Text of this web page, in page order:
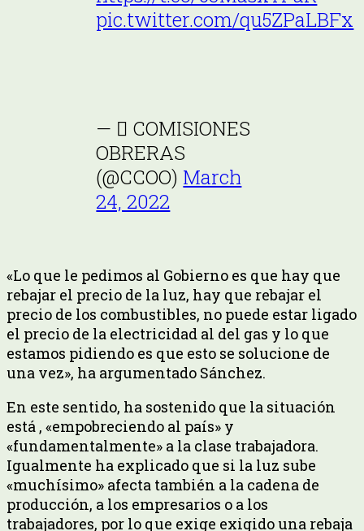
pic.twitter.com/qu5ZPaLBFx
—  COMISIONES
OBRERAS
(@CCOO) March
24, 2022
«Lo que le pedimos al Gobierno es que hay que
rebajar el precio de la luz, hay que rebajar el
precio de los combustibles, no puede estar ligado
el precio de la electricidad al del gas y lo que
estamos pidiendo es que esto se solucione de
una vez», ha argumentado Sánchez.
En este sentido, ha sostenido que la situación
está , «empobreciendo al país» y
«fundamentalmente» a la clase trabajadora.
Igualmente ha explicado que si la luz sube
«muchísimo» afecta también a la cadena de
producción, a los empresarios o a los
trabajadores, por lo que exige exigido una rebaja